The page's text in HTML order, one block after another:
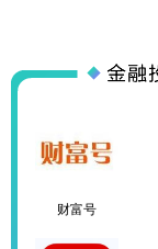
头条号
财富号